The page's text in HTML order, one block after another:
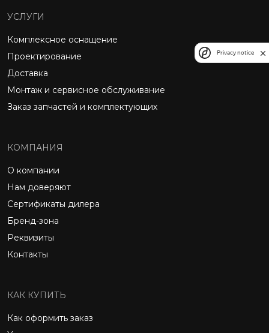
УСЛУГИ
Комплексное оснащение
Проектирование
Доставка
Монтаж и сервисное обслуживание
Заказ запчастей и комплектующих
КОМПАНИЯ
О компании
Нам доверяют
Сертификаты дилера
Бренд-зона
Реквизиты
Контакты
КАК КУПИТЬ
Как оформить заказ
Privacy notice